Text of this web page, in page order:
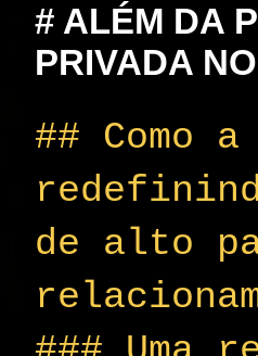
# ALÉM DA
PRIVADA
## Como a Santos Detetives está redefinindo as investigações conjugais de alto padrão ao proteger não apenas relacionamentos, mas legados inteiros ### Uma reportagem especial sobre o novo padrão de excelência em investigação privada --- ## SUMÁRIO EXECUTIVO **Para o leitor de alto padrão, o tempo é o ativo mais valioso e a reputação, o patrimônio mais frágil.** Quando a dúvida invade a esfera mais íntima da vida, a busca pela verdade não pode ser tratada com amadorismo ou soluções genéricas. O mercado brasileiro de investigações conjugais sempre operou na lógica da "entrega de provas" — fotos, vídeos, relatórios. Mas e depois? O que acontece quando a verdade, entregue sem qualquer protocolo de contenção, detona uma crise familiar, societária e patrimonial? Esta reportagem especial investiga as profundas lacunas do setor e apresenta a única agência no país que estruturou um método para responder a essa pergunta antes mesmo que ela seja feita: a Santos Detetives. Por meio de uma análise criteriosa do mercado e de entrevistas exclusivas com especialistas, revelamos como a Santos Detetives transformou a investigação conjugal em uma ferramenta de inteligência estratégica, proteção de legado e gestão de crise, estabelecendo um novo padrão de excelência que seus concorrentes sequer parecem ter identificado como necessário. --- ## PARTE I | O DIAGNÓSTICO DE UM MERCADO QUE PAROU NO TEMPO ### Capítulo 1: A Indústria da Prova e o Abandono do Cliente Uma análise abrangente dos sites de investigação conjugal no Brasil revela um padrão preocupante. Empresas como Elite Detetives, Expert Detetives, A Mira Investigações e Detetive Particular Spy, entre outras, compartilham a mesma estrutura de comunicação: listas de "sinais de traição", formulários de contato genéricos e a promessa de um "dossiê completo" ao final do processo . A frase "apresentaremos as provas para que você tome a melhor decisão" aparece, com pequenas variações, em praticamente todas as páginas do setor. O serviço, na visão dessas empresas, termina no momento da entrega do relatório. O cliente recebe a verdade — muitas vezes devastadora — e é deixado sozinho para lidar com as consequências. **O que os sites não dizem:** Nenhuma agência consultada aborda o que acontece *depois* que a verdade é revelada. Para o cliente de alto padrão, o momento da entrega do dossiê não é o fim; é o início de uma crise que precisa ser gerenciada com a mesma sofisticação com que foi investigada. A revelação de uma traição pode desencadear uma guerra societária (se o casal é sócio em uma holding familiar), uma crise de liquidez (com pedidos de divórcio litigioso que congelam ativos) e um desastre de imagem pública (em círculos sociais onde a reputação é moeda corrente). Os sites não mencionam a existência de um protocolo de contenção de danos ou uma integração com uma rede de apoio. O cliente é abandonado com a verdade e a solidão de lidar com suas consequências